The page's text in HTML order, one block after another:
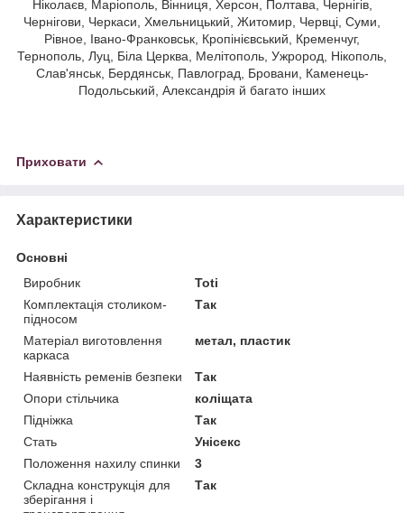
Ніколаєв, Маріополь, Вінниця, Херсон, Полтава, Чернігів,
Чернігови, Черкаси, Хмельницький, Житомир, Червці, Суми,
Рівное, Івано-Франковськ, Кропінієвський, Кременчуг,
Тернополь, Луц, Біла Церква, Мелітополь, Ужрород, Нікополь,
Слав'янськ, Бердянськ, Павлоград, Бровани, Каменець-
Подольський, Александрія й багато інших
Приховати
Характеристики
Основні
Виробник
Toti
Комплектація столиком-
підносом
Так
Матеріал виготовлення
каркаса
метал, пластик
Наявність ременів безпеки
Так
Опори стільчика
коліщата
Підніжка
Так
Стать
Унісекс
Положення нахилу спинки
3
Складна конструкція для
зберігання і
Так